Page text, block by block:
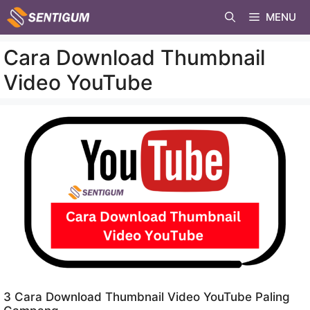
Skip
to
MENU
Cara Download Thumbnail
Video YouTube
3 Cara Download Thumbnail Video YouTube Paling